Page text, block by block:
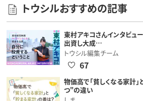
トウシルおすすめの記事
東村アキコさんインタビュ
出資し大成…
トウシル編集チーム
67
物価高で「貧しくなる家計
つ"の違い